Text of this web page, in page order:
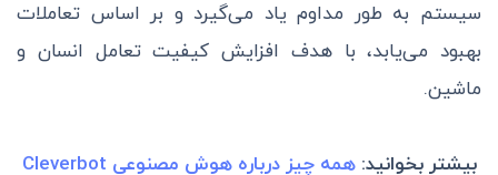
سیستم به طور مداوم یاد می‌گیرد و بر اساس تعاملات
بهبود می‌یابد، با هدف افزایش کیفیت تعامل انسان و
ماشین.
بیشتر بخوانید:همه چیز درباره هوش مصنوعی Cleverbot